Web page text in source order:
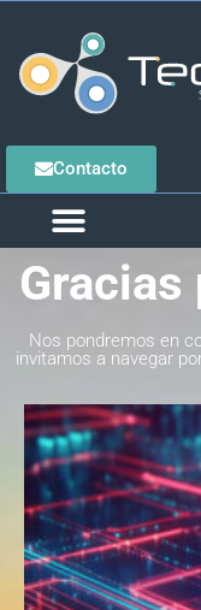
Contacto
Nos pondremos en
invitamos a navegar